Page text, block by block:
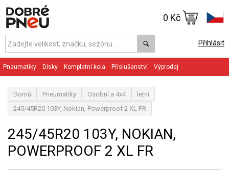
Přihlásit
0 Kč
Pneumatiky Disky Kompletní kola Příslušenství Výprodej
Domů Pneumatiky Osobní a 4x4
letní
245/45R20 103Y, Nokian, Powerproof 2 XL FR
245/45R20 103Y, NOKIAN,
POWERPROOF 2 XL FR